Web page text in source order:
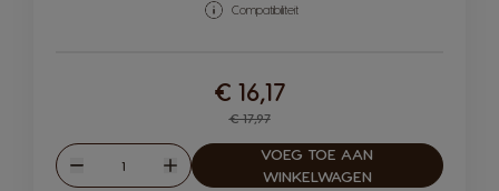
Compatibiliteit
Regular Price
€ 17,97
€ 16,17
Verlagen
Hoeveelheid
Verhogen
VOEG TOE AAN
WINKELWAGEN